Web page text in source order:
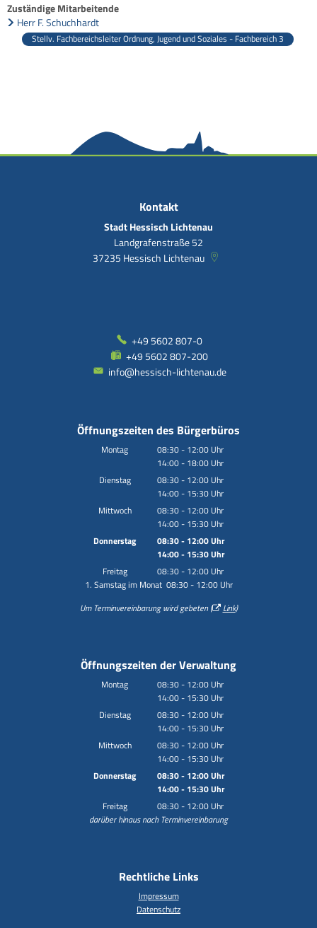
Zuständige Mitarbeitende
Herr F. Schuchhardt
Stellv. Fachbereichsleiter Ordnung, Jugend und Soziales - Fachbereich 3
Kontakt
Stadt Hessisch Lichtenau
Landgrafenstraße 52
37235 Hessisch Lichtenau
+49 5602 807-0
+49 5602 807-200
info@hessisch-lichtenau.de
Öffnungszeiten des Bürgerbüros
Montag 08:30- 12:00 Uhr
Von 08:30 bis 12:00 Uhr
14:00- 18:00 Uhr
Von 14:00 bis 18:00 Uhr
Dienstag 08:30- 12:00 Uhr
Von 08:30 bis 12:00 Uhr
14:00- 15:30 Uhr
Von 14:00 bis 15:30 Uhr
Mittwoch 08:30- 12:00 Uhr
Von 08:30 bis 12:00 Uhr
14:00- 15:30 Uhr
Von 14:00 bis 15:30 Uhr
Donnerstag 08:30- 12:00Uhr
Von 08:30 bis 12:00 Uhr
14:00- 15:30Uhr
Von 14:00 bis 15:30 Uhr
Freitag 08:30- 12:00 Uhr
Von 08:30 bis 12:00 Uhr
1. Samstag im Monat 08:30 - 12:00 Uhr
Um Terminvereinbarung wird gebeten (
Link)
Öffnungszeiten der Verwaltung
Montag 08:30- 12:00 Uhr
Von 08:30 bis 12:00 Uhr
14:00- 15:30 Uhr
Von 14:00 bis 15:30 Uhr
Dienstag 08:30- 12:00 Uhr
Von 08:30 bis 12:00 Uhr
14:00- 15:30 Uhr
Von 14:00 bis 15:30 Uhr
Mittwoch 08:30- 12:00 Uhr
Von 08:30 bis 12:00 Uhr
14:00- 15:30 Uhr
Von 14:00 bis 15:30 Uhr
Donnerstag 08:30- 12:00Uhr
Von 08:30 bis 12:00 Uhr
14:00- 15:30Uhr
Von 14:00 bis 15:30 Uhr
Freitag 08:30- 12:00 Uhr
Von 08:30 bis 12:00 Uhr
darüber hinaus nach Terminvereinbarung
Rechtliche Links
Impressum
Datenschutz